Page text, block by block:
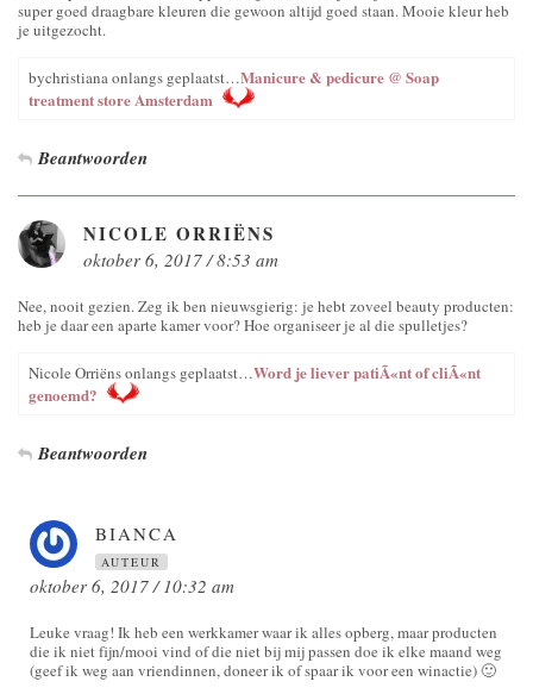
super goed draagbare kleuren die gewoon altijd goed staan. Mooie kleur heb
je uitgezocht.
bychristiana onlangs geplaatst…Manicure & pedicure @ Soap
treatment store Amsterdam
Beantwoorden
NICOLE ORRIËNS
oktober 6, 2017 / 8:53 am
Nee, nooit gezien. Zeg ik ben nieuwsgierig: je hebt zoveel beauty producten:
heb je daar een aparte kamer voor? Hoe organiseer je al die spulletjes?
Nicole Orriëns onlangs geplaatst…Word je liever patiÃ«nt of cliÃ«nt
genoemd?
Beantwoorden
BIANCA
AUTEUR
oktober 6, 2017 / 10:32 am
Leuke vraag! Ik heb een werkkamer waar ik alles opberg, maar producten
die ik niet fijn/mooi vind of die niet bij mij passen doe ik elke maand weg
(geef ik weg aan vriendinnen, doneer ik of spaar ik voor een winactie) 🙂